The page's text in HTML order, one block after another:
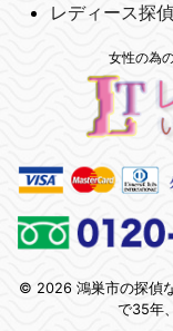
レディース探
女性の為
© 2026 鴻巣市の探偵
で35年